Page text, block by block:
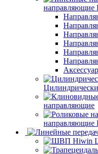
направляющие
направляющие
направляющие